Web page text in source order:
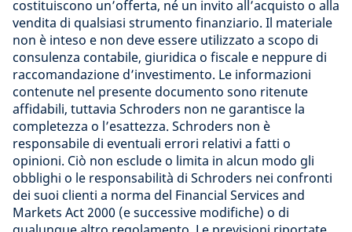
costituiscono un’offerta, né un invito all’acquisto o alla
vendita di qualsiasi strumento finanziario. Il materiale
non è inteso e non deve essere utilizzato a scopo di
consulenza contabile, giuridica o fiscale e neppure di
raccomandazione d’investimento. Le informazioni
contenute nel presente documento sono ritenute
affidabili, tuttavia Schroders non ne garantisce la
completezza o l’esattezza. Schroders non è
responsabile di eventuali errori relativi a fatti o
opinioni. Ciò non esclude o limita in alcun modo gli
obblighi o le responsabilità di Schroders nei confronti
dei suoi clienti a norma del Financial Services and
Markets Act 2000 (e successive modifiche) o di